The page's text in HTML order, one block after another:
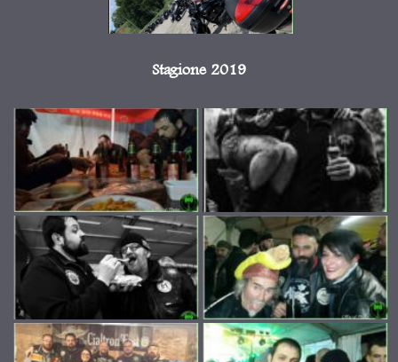
Stagione 2019